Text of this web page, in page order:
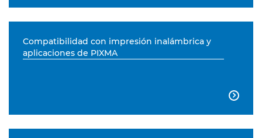
Compatibilidad con impresión inalámbrica y
aplicaciones de PIXMA
